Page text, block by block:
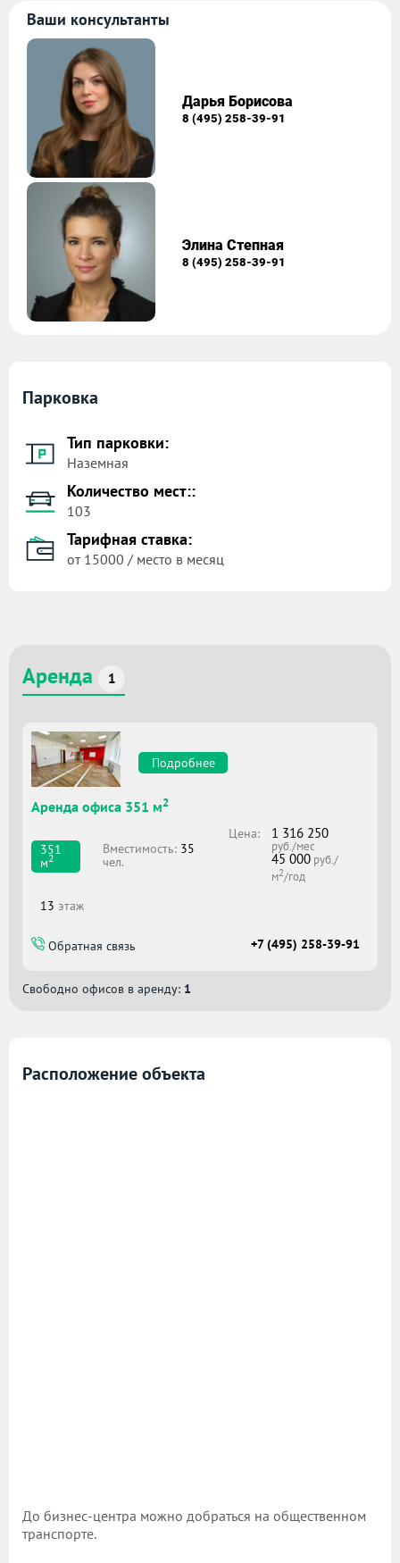
Ваши консультанты
Дарья Борисова
8 (495) 258-39-91
Элина Степная
8 (495) 258-39-91
Парковка
Тип парковки:
Наземная
Количество мест::
103
Тарифная ставка:
от 15000 / место в месяц
Аренда 1
Подробнее
Аренда офиса 351 м2
351
м2
Вместимоcть: 35
чел.
Цена: 1 316 250
руб./мес
45 000руб./
м2/год
13 этаж
Обратная связь +7 (495) 258-39-91
Свободно офисов в аренду: 1
Расположение объекта
До бизнес-центра можно добраться на общественном
транспорте.